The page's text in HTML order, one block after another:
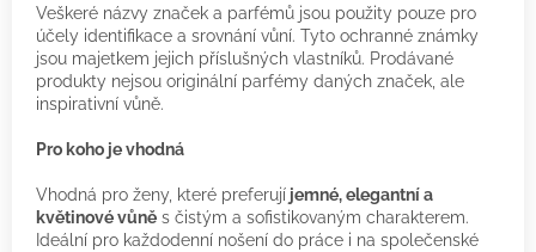
Veškeré názvy značek a parfémů jsou použity pouze pro
účely identifikace a srovnání vůní. Tyto ochranné známky
jsou majetkem jejich příslušných vlastníků. Prodávané
produkty nejsou originální parfémy daných značek, ale
inspirativní vůně.
Pro koho je vhodná
Vhodná pro ženy, které preferují jemné, elegantní a
květinové vůně s čistým a sofistikovaným charakterem.
Ideální pro každodenní nošení do práce i na společenské